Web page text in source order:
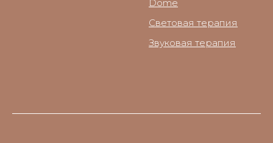
Dome
Световая терапия
Звуковая терапия